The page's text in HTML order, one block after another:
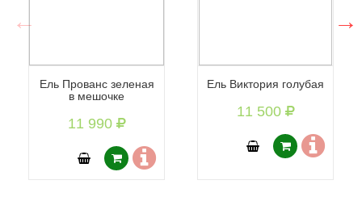
Ель Прованс зеленая
в мешочке
11 990
Ель Виктория голубая
11 500